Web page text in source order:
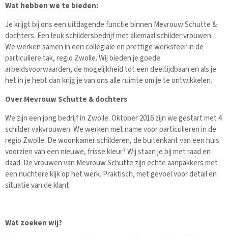
Wat hebben we te bieden:
Je krijgt bij ons een uitdagende functie binnen Mevrouw Schutte &
dochters. Een leuk schildersbedrijf met allemaal schilder vrouwen.
We werken samen in een collegiale en prettige werksfeer in de
particuliere tak, regio Zwolle. Wij bieden je goede
arbeidsvoorwaarden, de mogelijkheid tot een deeltijdbaan en als je
het in je hebt dan krijg je van ons alle ruimte om je te ontwikkelen.
Over Mevrouw Schutte & dochters
We zijn een jong bedrijf in Zwolle. Oktober 2016 zijn we gestart met 4
schilder vakvrouwen. We werken met name voor particulieren in de
regio Zwolle. De woonkamer schilderen, de buitenkant van een huis
voorzien van een nieuwe, frisse kleur? Wij staan je bij met raad en
daad. De vrouwen van Mevrouw Schutte zijn echte aanpakkers met
een nuchtere kijk op het werk. Praktisch, met gevoel voor detail en
situatie van de klant.
Wat zoeken wij?